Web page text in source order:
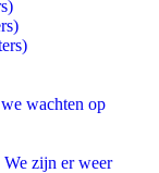
wachten op
zijn er weer